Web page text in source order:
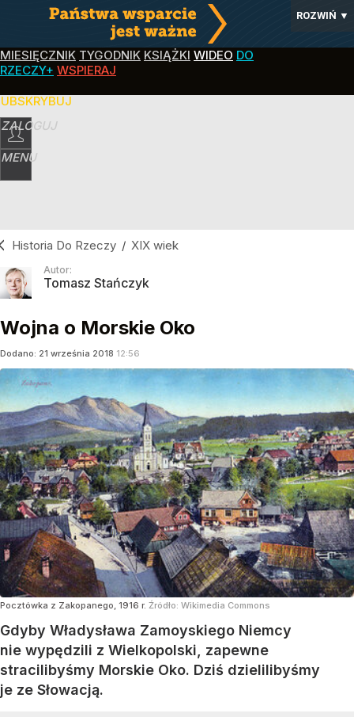
ROZWIŃ ▼
MIESIĘCZNIK TYGODNIK KSIĄŻKI WIDEO DO
RZECZY+ WSPIERAJ
ZALOGUJ
MENU
Historia Do Rzeczy / XIX wiek
Autor:
Tomasz Stańczyk
Wojna o Morskie Oko
Dodano: 21 września 2018 12:56
Pocztówka z Zakopanego, 1916 r. Źródło: Wikimedia Commons
Gdyby Władysława Zamoyskiego Niemcy
nie wypędzili z Wielkopolski, zapewne
stracilibyśmy Morskie Oko. Dziś dzielilibyśmy
je ze Słowacją.